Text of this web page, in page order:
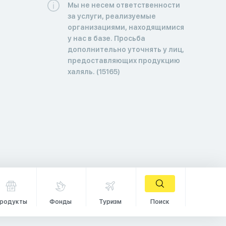
Мы не несем ответственности
за услуги, реализуемые
организациями, находящимися
у нас в базе. Просьба
дополнительно уточнять у лиц,
предоставляющих продукцию
халяль. (15165)
Фонды Туризм Поиск